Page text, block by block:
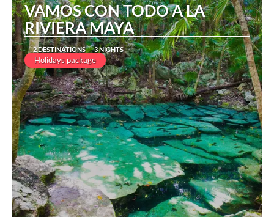
VAMOS CON TODO A LA
RIVIERA MAYA
2 DESTINATIONS 3 NIGHTS
Holidays package